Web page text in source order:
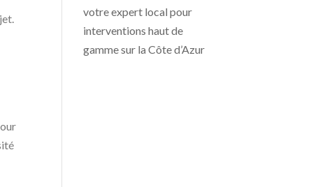
votre expert local pour
interventions haut de
gamme sur la Côte d’Azur